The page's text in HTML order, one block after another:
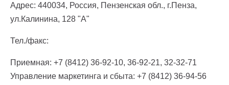
Адрес: 440034, Россия, Пензенская обл., г.Пенза,
ул.Калинина, 128 "А"
Тел./факс:
Приемная: +7 (8412) 36-92-10, 36-92-21, 32-32-71
Управление маркетинга и сбыта: +7 (8412) 36-94-56